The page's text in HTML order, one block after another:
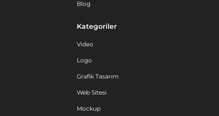
Blog
Kategoriler
Video
Logo
Grafik Tasarım
Web Sitesi
Mockup